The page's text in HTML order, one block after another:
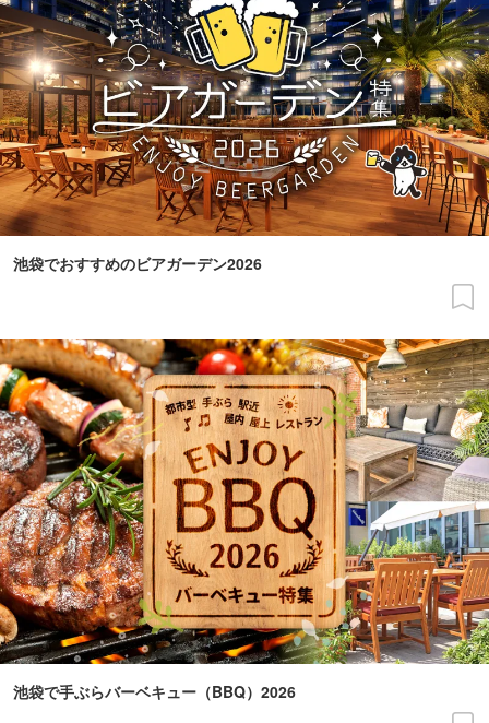
池袋でおすすめのビアガーデン2026
池袋で手ぶらバーベキュー（BBQ）2026